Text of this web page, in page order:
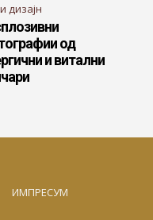
дизајн
од
и витални
ИМПРЕСУМ